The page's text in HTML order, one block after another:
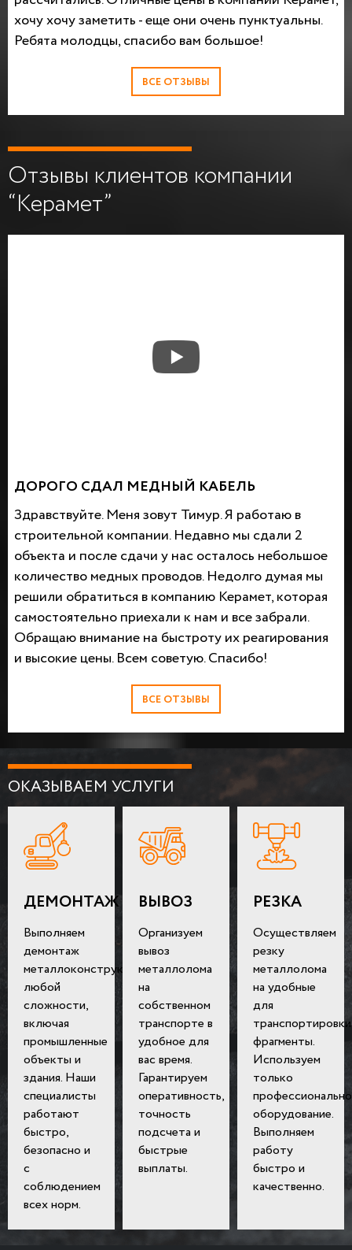
хочу хочу заметить - еще они очень пунктуальны.
Ребята молодцы, спасибо вам большое!
ВСЕ ОТЗЫВЫ
Отзывы клиентов компании
“Керамет”
ДОРОГО СДАЛ МЕДНЫЙ КАБЕЛЬ
Здравствуйте. Меня зовут Тимур. Я работаю в
строительной компании. Недавно мы сдали 2
объекта и после сдачи у нас осталось небольшое
количество медных проводов. Недолго думая мы
решили обратиться в компанию Керамет, которая
самостоятельно приехали к нам и все забрали.
Обращаю внимание на быстроту их реагирования
и высокие цены. Всем советую. Спасибо!
ВСЕ ОТЗЫВЫ
ОКАЗЫВАЕМ УСЛУГИ
ДЕМОНТАЖ
Выполняем
демонтаж
металлоконструкций
любой
сложности,
включая
промышленные
объекты и
здания. Наши
специалисты
работают
быстро,
безопасно и
с
соблюдением
всех норм.
ВЫВОЗ
Организуем
вывоз
металлолома
на
собственном
транспорте в
удобное для
вас время.
Гарантируем
оперативность,
точность
подсчета и
быстрые
выплаты.
РЕЗКА
Осуществляем
резку
металлолома
на удобные
для
транспортировки
фрагменты.
Используем
только
оборудование.
Выполняем
работу
быстро и
качественно.